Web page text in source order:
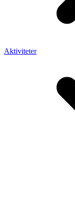
Aktiviteter